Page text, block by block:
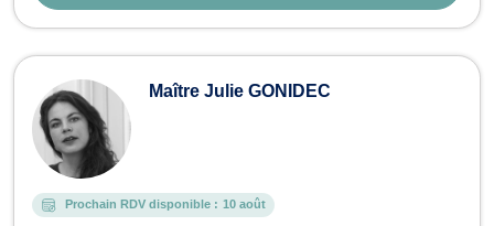
Maître Julie GONIDEC
Prochain RDV disponible : 10 août